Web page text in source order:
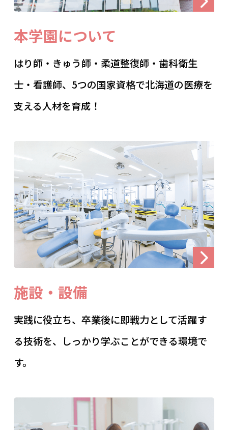
本学園について
はり師・きゅう師・柔道整復師・歯科衛生
士・看護師、5つの国家資格で北海道の医療を
支える人材を育成！
施設・設備
実践に役立ち、卒業後に即戦力として活躍す
る技術を、しっかり学ぶことができる環境で
す。